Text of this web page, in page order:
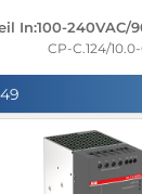
In:100-240VAC/
CP-C.124/